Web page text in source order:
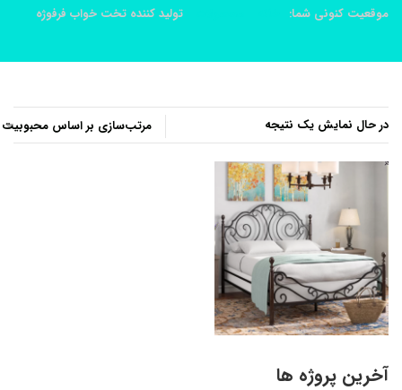
موقعیت کنونی شما: تولید کننده تخت خواب فرفوژه
در حال نمایش یک نتیجه
آخرین پروژه ها